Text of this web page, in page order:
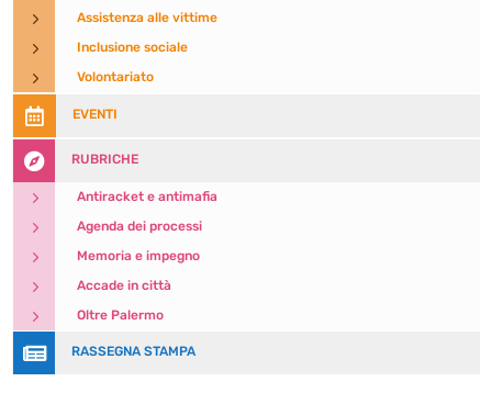
5 Assistenza alle vittime
5 Inclusione sociale
5 Volontariato
 EVENTI
 RUBRICHE
5 Antiracket e antimafia
5 Agenda dei processi
5 Memoria e impegno
5 Accade in città
5 Oltre Palermo
 RASSEGNA STAMPA